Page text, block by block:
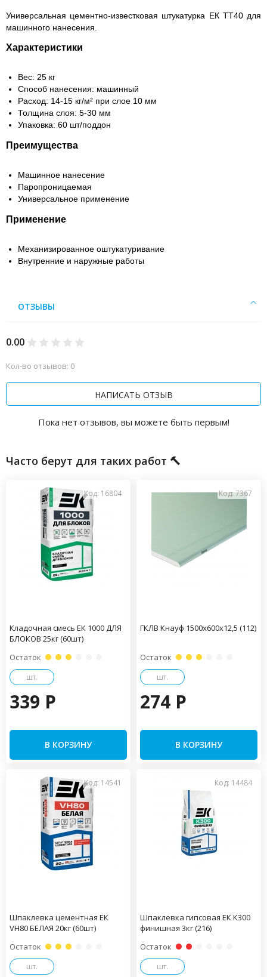
Универсальная цементно-известковая штукатурка ЕК ТТ40 для
машинного нанесения.
Характеристики
Вес: 25 кг
Способ нанесения: машинный
Расход: 14-15 кг/м² при слое 10 мм
Толщина слоя: 5-30 мм
Упаковка: 60 шт/поддон
Преимущества
Машинное нанесение
Паропроницаемая
Универсальное применение
Применение
Механизированное оштукатуривание
Внутренние и наружные работы
ОТЗЫВЫ
0.00
Кол-во отзывов: 0
НАПИСАТЬ ОТЗЫВ
Пока нет отзывов, вы можете быть первым!
Часто берут для таких работ 🔨
Код: 16804
Кладочная смесь ЕК 1000 ДЛЯ
БЛОКОВ 25кг (60шт)
Остаток
шт.
339 P
В КОРЗИНУ
Код: 7367
ГКЛВ Кнауф 1500х600х12,5 (112)
Остаток
шт.
274 P
В КОРЗИНУ
Код: 14541
Шпаклевка цементная ЕК
VH80 БЕЛАЯ 20кг (60шт)
Остаток
шт.
Код: 14484
Шпаклевка гипсовая ЕК К300
финишная 3кг (216)
Остаток
шт.